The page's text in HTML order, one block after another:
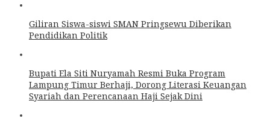
Giliran Siswa-siswi SMAN Pringsewu Diberikan
Pendidikan Politik
Bupati Ela Siti Nuryamah Resmi Buka Program
Lampung Timur Berhaji, Dorong Literasi Keuangan
Syariah dan Perencanaan Haji Sejak Dini